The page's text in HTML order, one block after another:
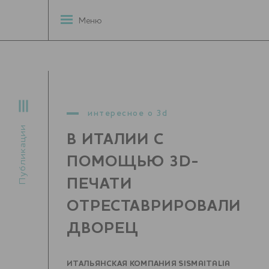
Публикации
Меню
интересное о 3d
В ИТАЛИИ С
ПОМОЩЬЮ 3D-
ПЕЧАТИ
ОТРЕСТАВРИРОВАЛИ
ДВОРЕЦ
ИТАЛЬЯНСКАЯ КОМПАНИЯ SISMAITALIA